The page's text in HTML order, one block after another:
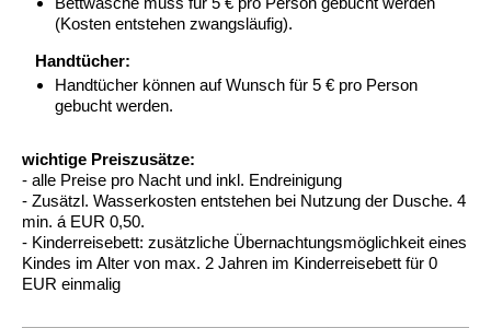
(Kosten entstehen zwangsläufig).
Handtücher:
Handtücher können auf Wunsch für 5 € pro Person
gebucht werden.
wichtige Preiszusätze:
- alle Preise pro Nacht und inkl. Endreinigung
- Zusätzl. Wasserkosten entstehen bei Nutzung der Dusche. 4
min. á EUR 0,50.
- Kinderreisebett: zusätzliche Übernachtungsmöglichkeit eines
Kindes im Alter von max. 2 Jahren im Kinderreisebett für 0
EUR einmalig